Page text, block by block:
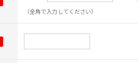
（全角で入力してください）